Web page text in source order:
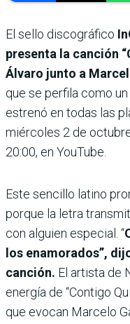
El sello discográfico
presenta la canción
Álvaro junto a
que se perfila como
estrenó en todas las
miércoles 2 de
20:00, en YouTube.
Este sencillo latino
porque la letra
con alguien especial. “
los enamorados”,
canción. El artista de
energía de “Contigo
que evocan Marcelo